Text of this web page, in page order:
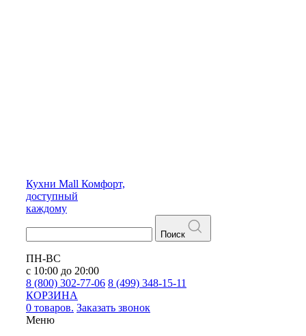
Кухни Mall Комфорт,
доступный
каждому
Поиск
ПН-ВС
с 10:00 до 20:00
8 (800) 302-77-06 8 (499) 348-15-11
КОРЗИНА
0 товаров. Заказать звонок
Меню